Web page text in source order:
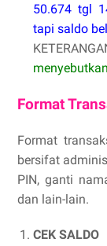
50.674 tgl
tapi saldo
Format
Format
bersifat
PIN, ganti
dan lain-lain.
CEK SALDO